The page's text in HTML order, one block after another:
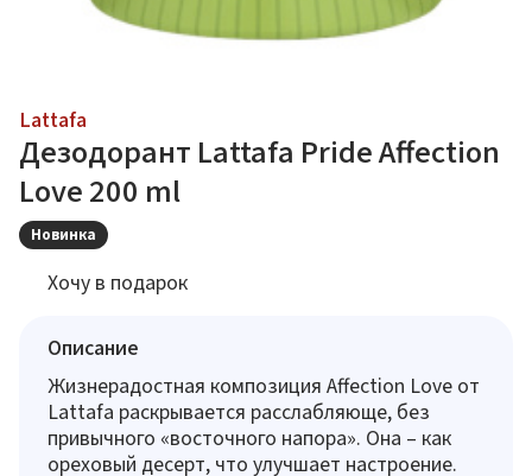
Lattafa
Дезодорант Lattafa Pride Affection
Love 200 ml
Новинка
Хочу в подарок
Описание
Жизнерадостная композиция Affection Love от
Lattafa раскрывается расслабляюще, без
привычного «восточного напора». Она – как
ореховый десерт, что улучшает настроение.